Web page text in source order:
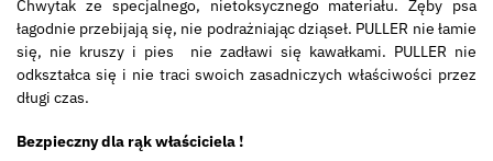
Chwytak ze specjalnego, nietoksycznego materiału. Zęby psa
łagodnie przebijają się, nie podrażniając dziąseł. PULLER nie łamie
się, nie kruszy i pies nie zadławi się kawałkami. PULLER nie
odkształca się i nie traci swoich zasadniczych właściwości przez
długi czas.
Bezpieczny dla rąk właściciela !